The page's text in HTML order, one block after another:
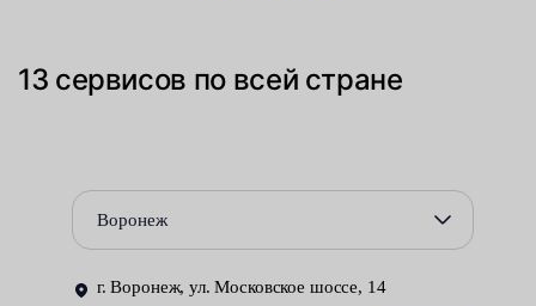
детали неисправны можно по таким симптомам:
нестабильная работа мотора и некоторые иные.
13 сервисов по всей стране
Воронеж
г. Воронеж, ул. Московское шоссе, 14